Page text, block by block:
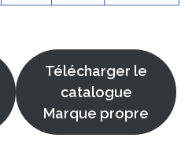
Télécharger le
catalogue
Marque propre